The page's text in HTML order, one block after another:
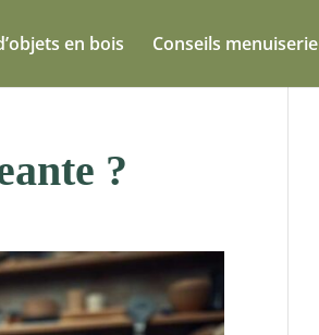
en bois Conseils menuiserie
?